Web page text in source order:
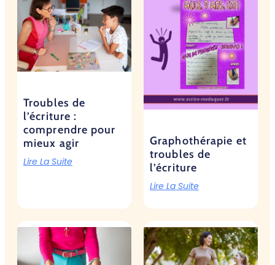
Troubles de
l’écriture :
comprendre pour
mieux agir
Lire La Suite
Graphothérapie et
troubles de
l’écriture
Lire La Suite